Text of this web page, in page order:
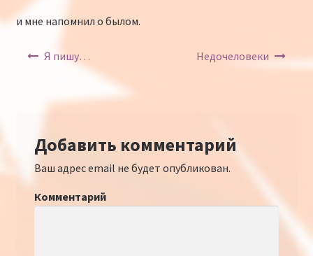
и мне напомнил о былом.
Навигация по записям
Я пишу… Недочеловеки
Добавить комментарий
Ваш адрес email не будет опубликован.
Комментарий